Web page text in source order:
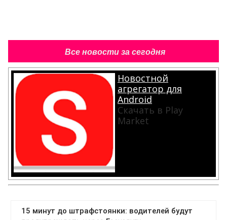
Все новости за сегодня
Новостной
агрегатор для
Android
Скачать в Play
Market